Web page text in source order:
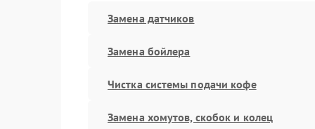
Замена датчиков
Замена бойлера
Чистка системы подачи кофе
Замена хомутов, скобок и колец